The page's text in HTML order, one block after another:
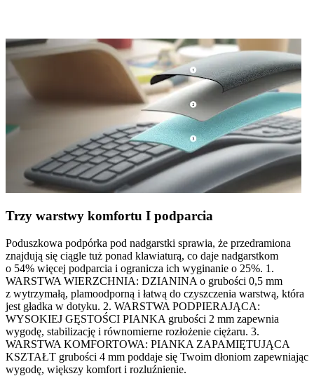
Trzy warstwy komfortu I podparcia
Poduszkowa podpórka pod nadgarstki sprawia, że przedramiona
znajdują się ciągle tuż ponad klawiaturą, co daje nadgarstkom
o 54% więcej podparcia i ogranicza ich wyginanie o 25%. 1.
WARSTWA WIERZCHNIA: DZIANINA o grubości 0,5 mm
z wytrzymałą, plamoodporną i łatwą do czyszczenia warstwą, która
jest gładka w dotyku. 2. WARSTWA PODPIERAJĄCA:
WYSOKIEJ GĘSTOŚCI PIANKA grubości 2 mm zapewnia
wygodę, stabilizację i równomierne rozłożenie ciężaru. 3.
WARSTWA KOMFORTOWA: PIANKA ZAPAMIĘTUJĄCA
KSZTAŁT grubości 4 mm poddaje się Twoim dłoniom zapewniając
wygodę, większy komfort i rozluźnienie.